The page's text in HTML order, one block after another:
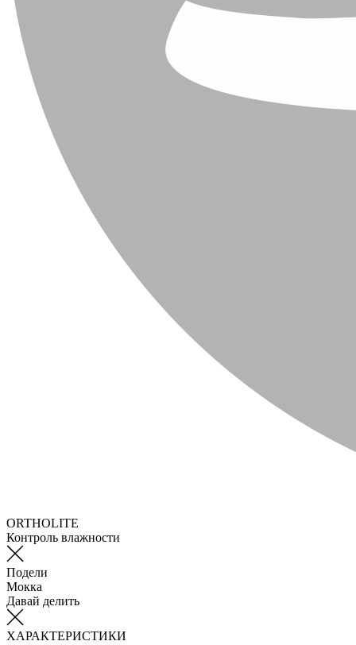
ORTHOLITE
Контроль влажности
Подели
Мокка
Давай делить
ХАРАКТЕРИСТИКИ